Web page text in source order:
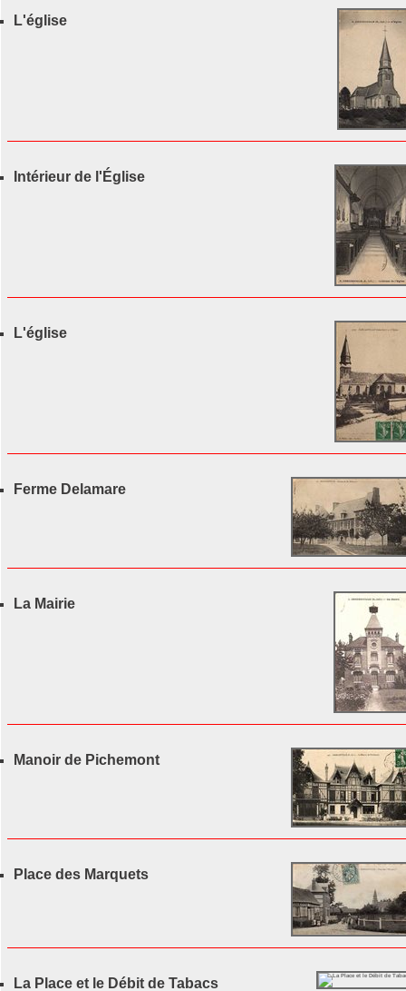
L'église
Intérieur de l'Église
L'église
Ferme Delamare
La Mairie
Manoir de Pichemont
Place des Marquets
La Place et le Débit de Tabacs